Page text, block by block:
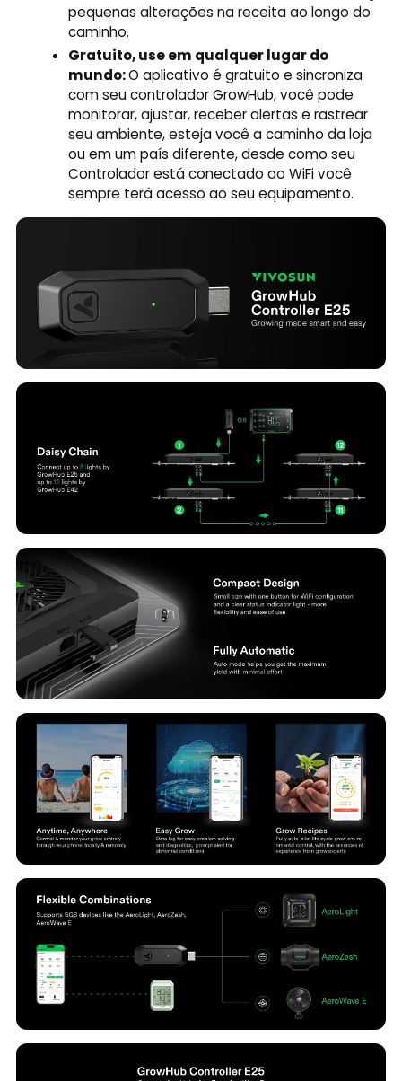
pequenas alterações na receita ao longo do
caminho.
Gratuito, use em qualquer lugar do
mundo:O aplicativo é gratuito e sincroniza
com seu controlador GrowHub, você pode
monitorar, ajustar, receber alertas e rastrear
seu ambiente, esteja você a caminho da loja
ou em um país diferente, desde como seu
Controlador está conectado ao WiFi você
sempre terá acesso ao seu equipamento.